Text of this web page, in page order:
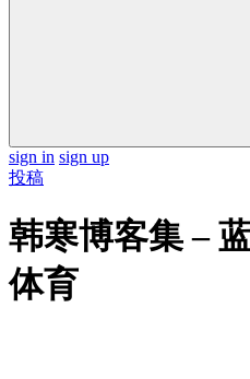
sign in sign up
投稿
韩寒博客集 –
体育